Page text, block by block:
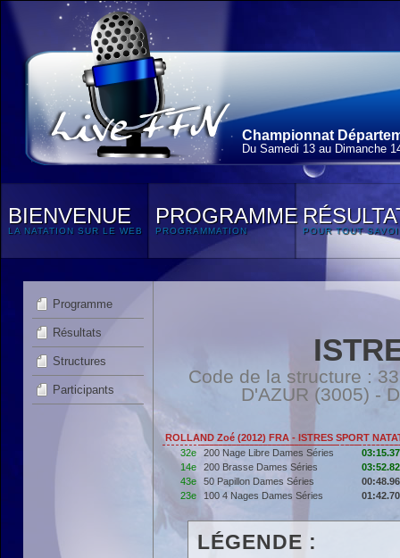
Championnat
Du Samedi 13 au Dimanche
BIENVENUE
LA NATATION SUR LE WEB
PROGRAMME
PROGRAMMATION POUR TOUT
Programme
Résultats
Structures
Participants
Code de la structure :
D'AZUR (3005) -
ROLLAND Zoé (2012) FRA - ISTRES SPORT
32e
200 Nage Libre Dames Séries
03:15.37
14e
200 Brasse Dames Séries
03:52.82
43e
50 Papillon Dames Séries
00:48.96
23e
100 4 Nages Dames Séries 01:42.70
LÉGENDE :